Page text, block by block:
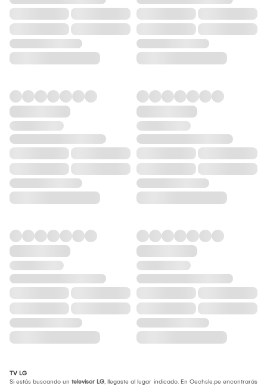
TV LG
Si estás buscando un televisor LG, llegaste al lugar indicado. En Oechsle.pe encontrarás